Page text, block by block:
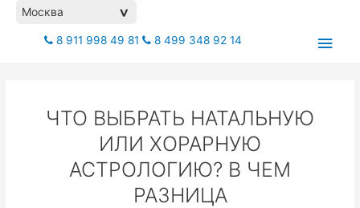
Москва >
8 911 998 49 81 8 499 348 92 14
ЧТО ВЫБРАТЬ НАТАЛЬНУЮ
ИЛИ ХОРАРНУЮ
АСТРОЛОГИЮ? В ЧЕМ
РАЗНИЦА